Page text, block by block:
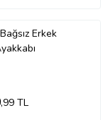
Erkek
,99 TL